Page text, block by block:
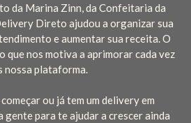
da Marina Zinn, da Confeitaria da
Direto ajudou a organizar sua
e aumentar sua receita. O
que nos motiva a aprimorar cada vez
nossa plataforma.
ou já tem um delivery em
gente para te ajudar a crescer ainda